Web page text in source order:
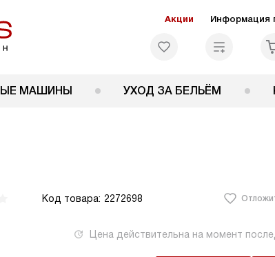
Акции Информация
МАШИНЫ УХОД ЗА БЕЛЬЁМ
Код товара: 2272698
Цена действительна на момент